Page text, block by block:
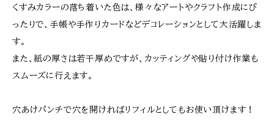
くすみカラーの落ち着いた色は、様々なアートやクラフト作成にぴ
ったりで、手帳や手作りカードなどデコレーションとして大活躍しま
す。
また、紙の厚さは若干厚めですが、カッティングや貼り付け作業も
スムーズに行えます。
穴あけパンチで穴を開ければリフィルとしてもお使い頂けます！